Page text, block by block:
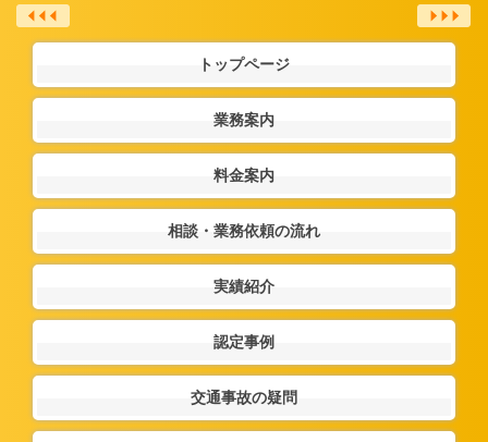
トップページ
業務案内
料金案内
相談・業務依頼の流れ
実績紹介
認定事例
交通事故の疑問